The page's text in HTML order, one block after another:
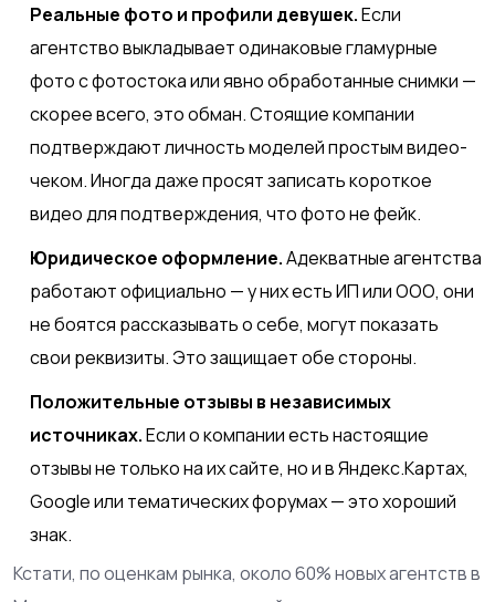
Реальные фото и профили девушек.Если
агентство выкладывает одинаковые гламурные
фото с фотостока или явно обработанные снимки —
скорее всего, это обман. Стоящие компании
подтверждают личность моделей простым видео-
чеком. Иногда даже просят записать короткое
видео для подтверждения, что фото не фейк.
Юридическое оформление.Адекватные агентства
работают официально — у них есть ИП или ООО, они
не боятся рассказывать о себе, могут показать
свои реквизиты. Это защищает обе стороны.
Положительные отзывы в независимых
источниках.Если о компании есть настоящие
отзывы не только на их сайте, но и в Яндекс.Картах,
Google или тематических форумах — это хороший
знак.
Кстати, по оценкам рынка, около 60% новых агентств в